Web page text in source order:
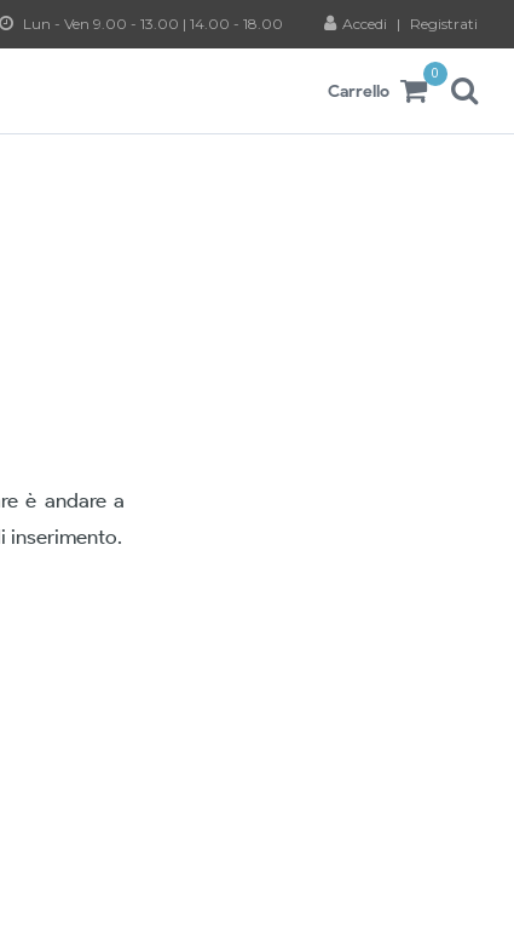
Lun - Ven 9.00 - 13.00 | 14.00 - 18.00 Accedi | Registrati
Carrello
0
è andare a
inserimento.